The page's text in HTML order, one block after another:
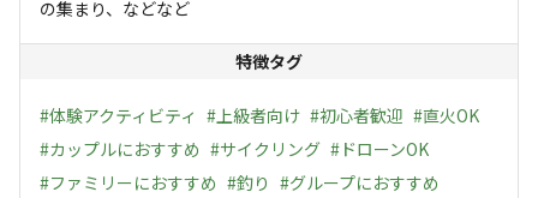
の集まり、などなど
特徴タグ
#体験アクティビティ # 上級者向け #初心者歓迎 #直火OK
#カップルにおすすめ #サイクリング # ドローンOK
#ファミリーにおすすめ #釣り #グループにおすすめ